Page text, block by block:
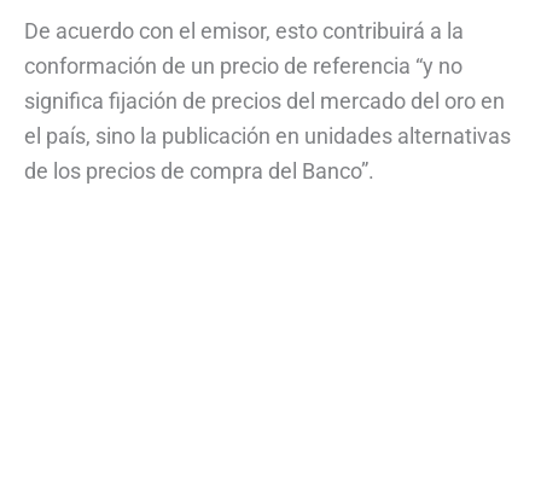
De acuerdo con el emisor, esto contribuirá a la
conformación de un precio de referencia “y no
significa fijación de precios del mercado del oro en
el país, sino la publicación en unidades alternativas
de los precios de compra del Banco”.